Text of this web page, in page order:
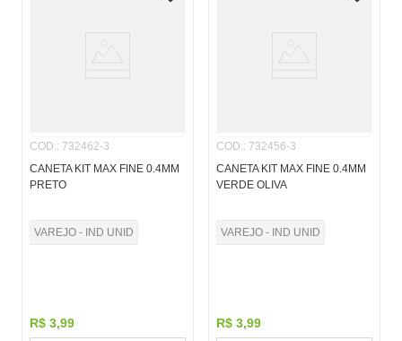
COD.: 732462-3
CANETA KIT MAX FINE 0.4MM
PRETO
VAREJO - IND UNID
R$ 3,99
COD.: 732456-3
CANETA KIT MAX FINE 0.4MM
VERDE OLIVA
VAREJO - IND UNID
R$ 3,99